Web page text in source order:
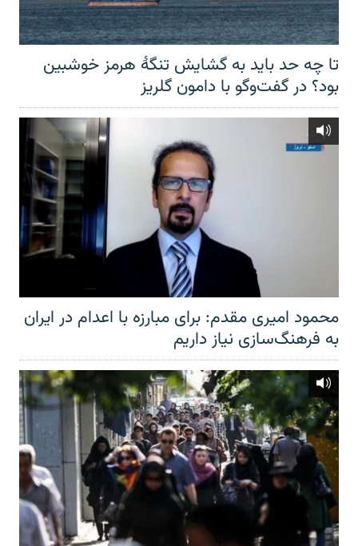
تا چه حد باید به گشایش تنگهٔ هرمز خوشبین
بود؟ در گفت‌وگو با دامون گلریز
محمود امیری مقدم: برای مبارزه با اعدام در ایران
به فرهنگ‌سازی نیاز داریم